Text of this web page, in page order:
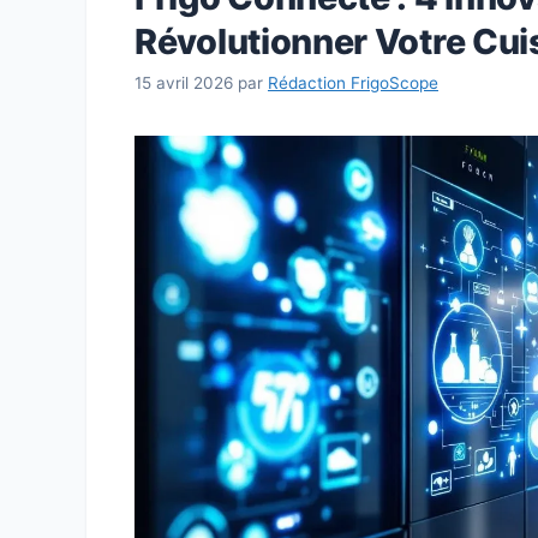
Révolutionner Votre
15 avril 2026 par Rédaction FrigoScope